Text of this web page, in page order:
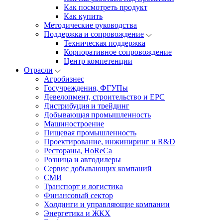
Как посмотреть продукт
Как купить
Методические руководства
Поддержка и сопровождение
Техническая поддержка
Корпоративное сопровождение
Центр компетенции
Отрасли
Агробизнес
Госучреждения, ФГУПы
Девелопмент, строительство и EPC
Дистрибуция и трейдинг
Добывающая промышленность
Машиностроение
Пищевая промышленность
Проектирование, инжиниринг и R&D
Рестораны, HoReCa
Розница и автодилеры
Сервис добывающих компаний
СМИ
Транспорт и логистика
Финансовый сектор
Холдинги и управляющие компании
Энергетика и ЖКХ